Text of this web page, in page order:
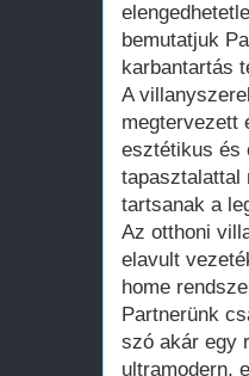
bemutatjuk
karbantartás
A
megtervezett
esztétikus és
tapasztalattal
tartsanak a
Az otthoni
elavult
home
Partnerünk
szó akár egy
ultramodern,